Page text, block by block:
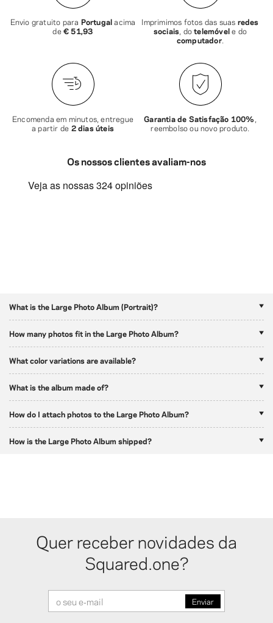
Envio gratuito para Portugalacima
de€ 51,93
Imprimimos fotos das suas redes
sociais , dotelemóvele do
computador.
Encomenda em minutos, entregue
a partir de 2 dias úteis
Garantia de Satisfação 100%
reembolso ou novo produto.
Os nossos clientes avaliam-nos
What is the Large Photo Album (Portrait)?
How many photos fit in the Large Photo Album?
What color variations are available?
What is the album made of?
How do I attach photos to the Large Photo Album?
How is the Large Photo Album shipped?
Quer receber novidades da
Squared.one?